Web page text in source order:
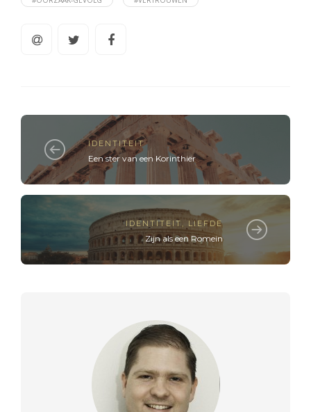
IDENTITEIT
Een ster van een Korinthiër
IDENTITEIT LIEFDE
Zijn als een Romein